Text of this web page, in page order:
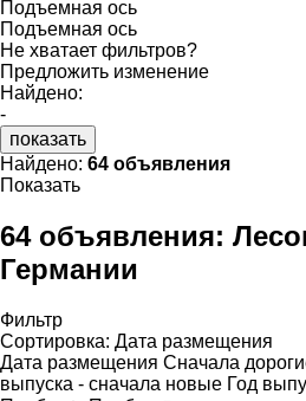
Подъемная ось
Подъемная ось
Не хватает фильтров?
Предложить изменение
Найдено:
-
показать
Найдено: 64 объявления
Показать
64 объявления:
Германии
Фильтр
Сортировка: Дата размещения
Дата размещения Сначала
выпуска - сначала новые Год